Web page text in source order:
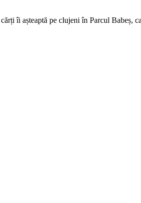
îi așteaptă pe clujeni în Parcul Babeș,